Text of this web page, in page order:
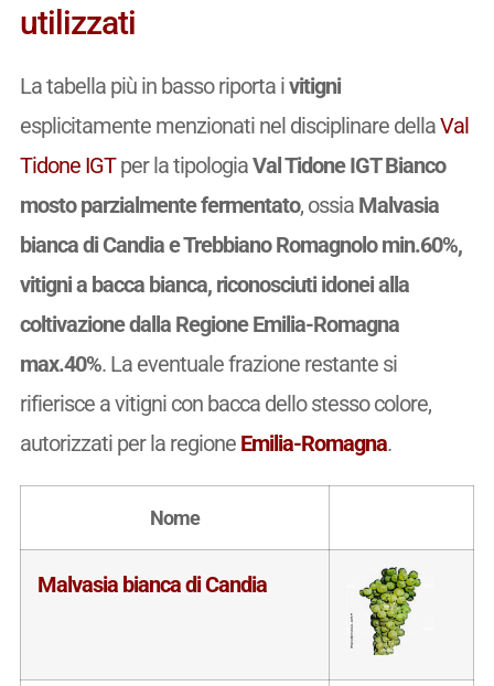
utilizzati
La tabella più in basso riporta ivitigni
esplicitamente menzionati nel disciplinare dellaVal
Tidone IGTper la tipologiaVal Tidone IGT Bianco
mosto parzialmente fermentato, ossia Malvasia
bianca di Candia e Trebbiano Romagnolo min.60%,
vitigni a bacca bianca, riconosciuti idonei alla
coltivazione dalla Regione Emilia-Romagna
max.40%. La eventuale frazione restante si
rifierisce a vitigni con bacca dello stesso colore,
autorizzati per la regione Emilia-Romagna.
Nome
Malvasia bianca di Candia